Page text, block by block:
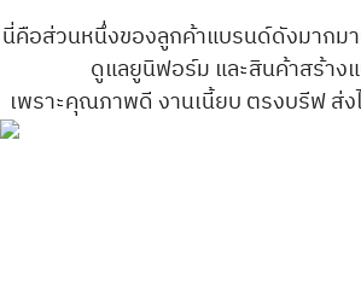
นี่คือส่วนหนึ่งของลูกค้าแบรนด์ดังมากมา
ดูแลยูนิฟอร์ม และสินค้าสร้าง
เพราะคุณภาพดี งานเนี้ยบ ตรงบรีฟ ส่